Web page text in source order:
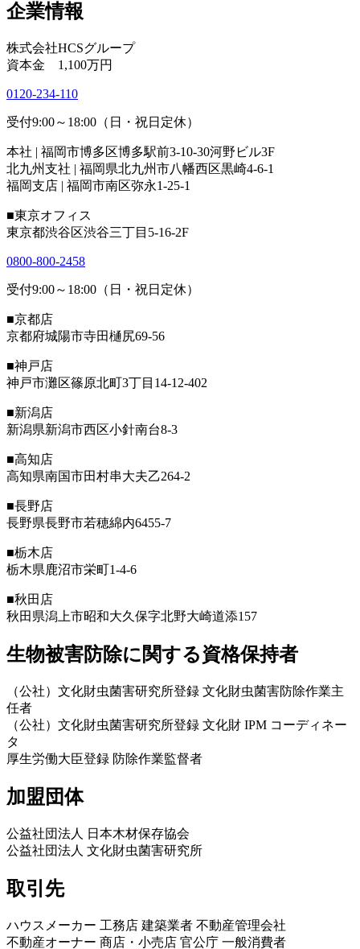
企業情報
株式会社HCSグループ
資本金 1,100万円
0120-234-110
受付9:00～18:00（日・祝日定休）
本社 | 福岡市博多区博多駅前3-10-30河野ビル3F
北九州支社 | 福岡県北九州市八幡西区黒崎4-6-1
福岡支店 | 福岡市南区弥永1-25-1
■東京オフィス
東京都渋谷区渋谷三丁目5-16-2F
0800-800-2458
受付9:00～18:00（日・祝日定休）
■京都店
京都府城陽市寺田樋尻69-56
■神戸店
神戸市灘区篠原北町3丁目14-12-402
■新潟店
新潟県新潟市西区小針南台8-3
■高知店
高知県南国市田村串大夫乙264-2
■長野店
長野県長野市若穂綿内6455-7
■栃木店
栃木県鹿沼市栄町1-4-6
■秋田店
秋田県潟上市昭和大久保字北野大崎道添157
生物被害防除に関する資格保持者
（公社）文化財虫菌害研究所登録 文化財虫菌害防除作業主
任者
（公社）文化財虫菌害研究所登録 文化財 IPM コーディネー
タ
厚生労働大臣登録 防除作業監督者
加盟団体
公益社団法人 日本木材保存協会
公益社団法人 文化財虫菌害研究所
取引先
ハウスメーカー 工務店 建築業者 不動産管理会社
不動産オーナー 商店・小売店 官公庁 一般消費者